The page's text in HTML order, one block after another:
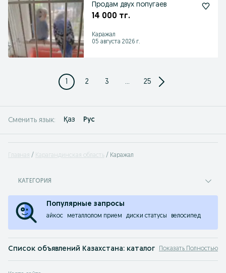
Продам двух попугаев
14 000 тг.
Каражал
05 августа 2026 г.
1 2 3 ... 25
Сменить язык: Қаз Рус
Главная Карагандинская область Каражал
КАТЕГОРИЯ
Популярные запросы
айкос металлолом прием диски статусы велосипед
Список объявлений Казахстана: каталог любых товаров.
Объявления в Каражал, Казахстане на OLX.kz, раньше Slando - здесь вы
Показать Полностью